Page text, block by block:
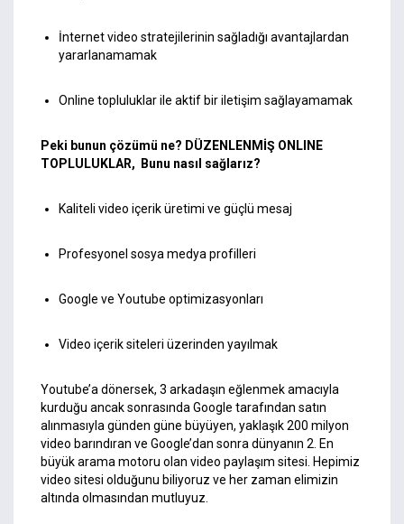
İnternet video stratejilerinin sağladığı avantajlardan
yararlanamamak
Online topluluklar ile aktif bir iletişim sağlayamamak
Peki bunun çözümü ne? DÜZENLENMİŞ ONLINE
TOPLULUKLAR, Bunu nasıl sağlarız?
Kaliteli video içerik üretimi ve güçlü mesaj
Profesyonel sosya medya profilleri
Google ve Youtube optimizasyonları
Video içerik siteleri üzerinden yayılmak
Youtube’a dönersek, 3 arkadaşın eğlenmek amacıyla
kurduğu ancak sonrasında Google tarafından satın
alınmasıyla günden güne büyüyen, yaklaşık 200 milyon
video barındıran ve Google’dan sonra dünyanın 2. En
büyük arama motoru olan video paylaşım sitesi. Hepimiz
video sitesi olduğunu biliyoruz ve her zaman elimizin
altında olmasından mutluyuz.